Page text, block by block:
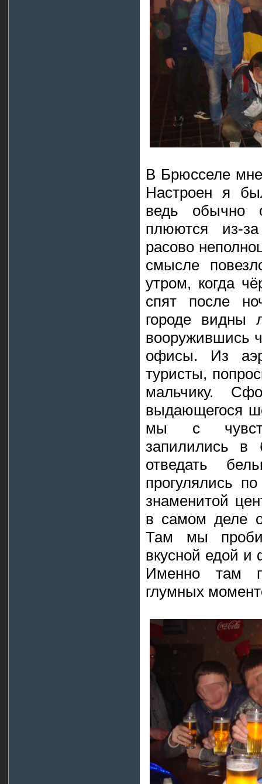
В Брюсселе
Настроен я
ведь обычно
плюются из-
расово
смысле
утром, когда
спят после
городе видны
вооружившись
офисы. Из
туристы,
мальчику.
выдающегося
мы с
запилились в
отведать
прогулялись
знаменитой
в самом деле
Там мы
вкусной едой
Именно там
глумных